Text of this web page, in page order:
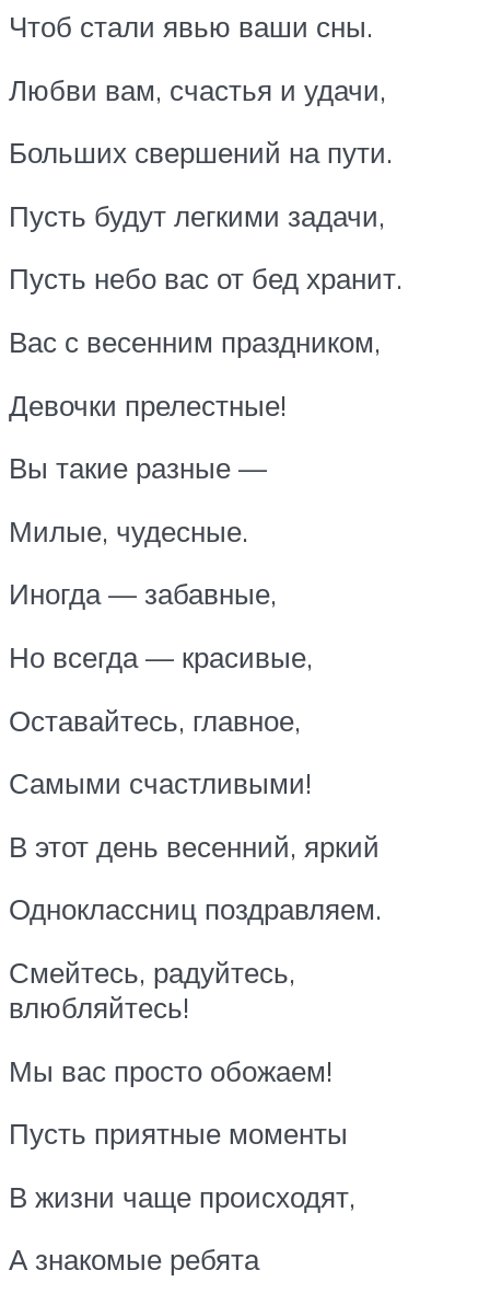
Чтоб стали явью ваши сны.
Любви вам, счастья и удачи,
Больших свершений на пути.
Пусть будут легкими задачи,
Пусть небо вас от бед хранит.
Вас с весенним праздником,
Девочки прелестные!
Вы такие разные —
Милые, чудесные.
Иногда — забавные,
Но всегда — красивые,
Оставайтесь, главное,
Самыми счастливыми!
В этот день весенний, яркий
Одноклассниц поздравляем.
Смейтесь, радуйтесь,
влюбляйтесь!
Мы вас просто обожаем!
Пусть приятные моменты
В жизни чаще происходят,
А знакомые ребята